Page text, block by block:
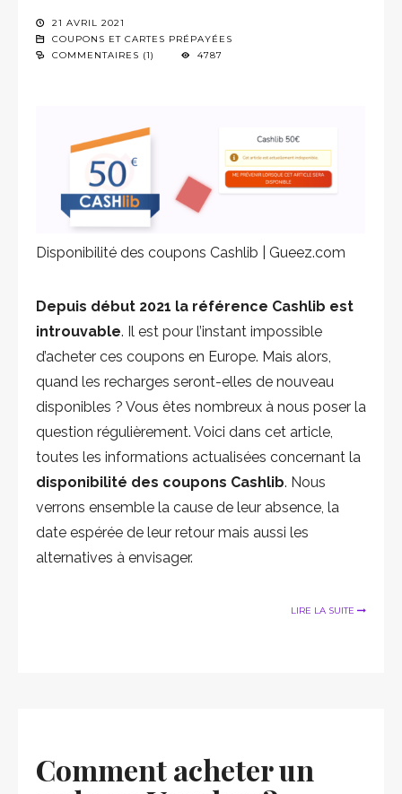
21 AVRIL 2021
COUPONS ET CARTES PRÉPAYÉES
COMMENTAIRES (1)
4787
Disponibilité des coupons Cashlib | Gueez.com
Depuis début 2021 la référence Cashlib est
introuvable. Il est pour l’instant impossible
d’acheter ces coupons en Europe. Mais alors,
quand les recharges seront-elles de nouveau
disponibles ? Vous êtes nombreux à nous poser la
question régulièrement. Voici dans cet article,
toutes les informations actualisées concernant la
disponibilité des coupons Cashlib. Nous
verrons ensemble la cause de leur absence, la
date espérée de leur retour mais aussi les
alternatives à envisager.
LIRE LA SUITE
Comment acheter un